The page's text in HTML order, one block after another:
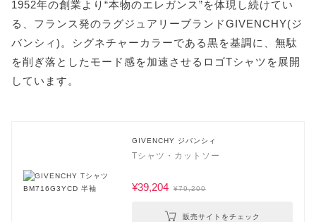
1952年の創業より“本物のエレガンス”を体現し続けてい
る、フランス発のラグジュアリーブランドGIVENCHY(ジ
バンシィ)。シグネチャーカラーである黒を基調に、無駄
を削ぎ落としたモード感を加速させるロゴTシャツを展開
しています。
GIVENCHY ジバンシィ
Tシャツ・カットソー
¥39,204 ¥79,200
販売サイトをチェック